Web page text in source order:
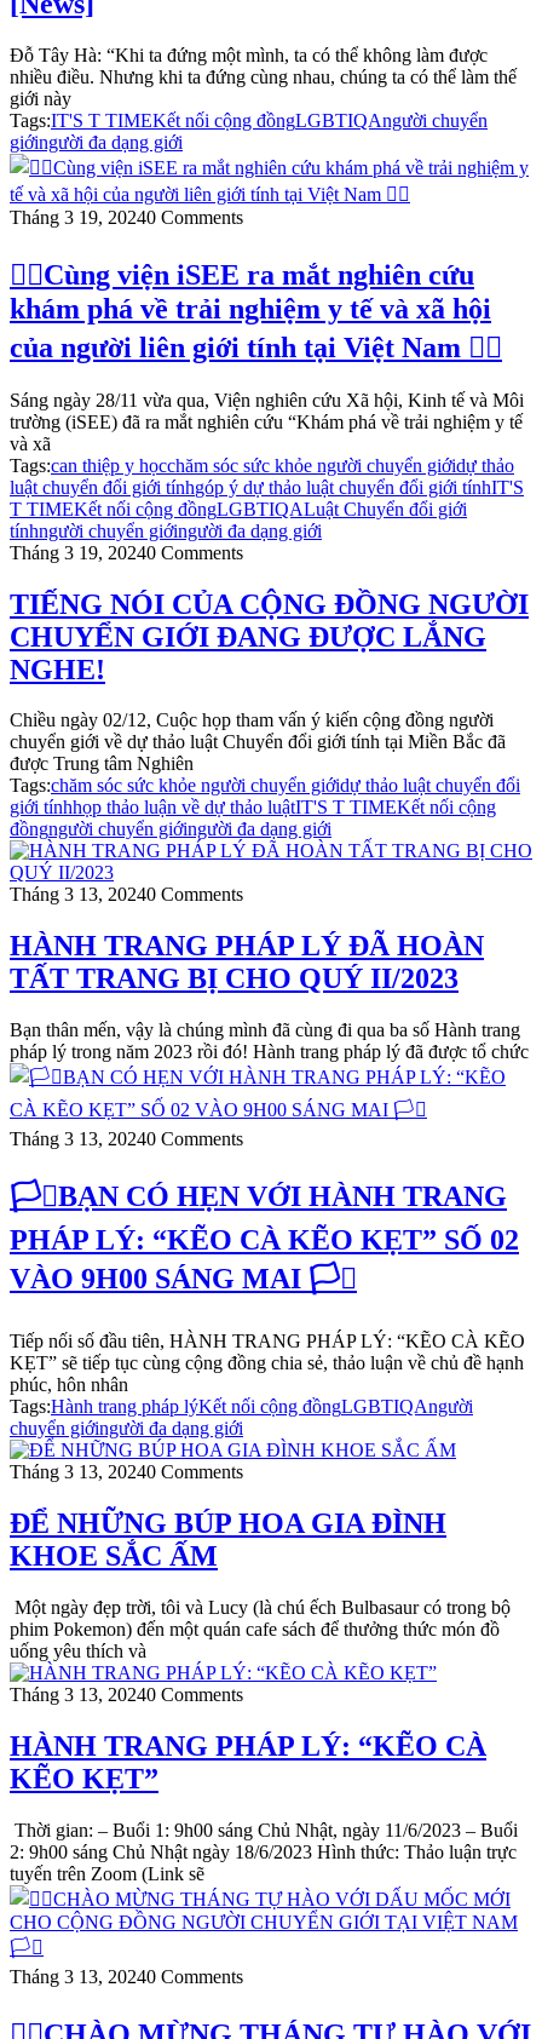
Đỗ Tây Hà: “Khi ta đứng một mình, ta có thể không làm được
nhiều điều. Nhưng khi ta đứng cùng nhau, chúng ta có thể làm thế
giới này
Tags:IT'S T TIMEKết nối cộng đồngLGBTIQAngười chuyển
giớingười đa dạng giới
Tháng 3 19, 20240 Comments
🏳️‍🌈Cùng viện iSEE ra mắt nghiên cứu
khám phá về trải nghiệm y tế và xã hội
của người liên giới tính tại Việt Nam 🏳️‍🌈
Sáng ngày 28/11 vừa qua, Viện nghiên cứu Xã hội, Kinh tế và Môi
trường (iSEE) đã ra mắt nghiên cứu “Khám phá về trải nghiệm y tế
và xã
Tags:can thiệp y họcchăm sóc sức khỏe người chuyển giớidự thảo
luật chuyển đổi giới tínhgóp ý dự thảo luật chuyển đổi giới tínhIT'S
T TIMEKết nối cộng đồngLGBTIQALuật Chuyển đổi giới
tínhngười chuyển giớingười đa dạng giới
Tháng 3 19, 20240 Comments
TIẾNG NÓI CỦA CỘNG ĐỒNG NGƯỜI
CHUYỂN GIỚI ĐANG ĐƯỢC LẮNG
NGHE!
Chiều ngày 02/12, Cuộc họp tham vấn ý kiến cộng đồng người
chuyển giới về dự thảo luật Chuyển đổi giới tính tại Miền Bắc đã
được Trung tâm Nghiên
Tags:chăm sóc sức khỏe người chuyển giớidự thảo luật chuyển đổi
giới tínhhọp thảo luận về dự thảo luậtIT'S T TIMEKết nối cộng
đồngngười chuyển giớingười đa dạng giới
Tháng 3 13, 20240 Comments
HÀNH TRANG PHÁP LÝ ĐÃ HOÀN
TẤT TRANG BỊ CHO QUÝ II/2023
Bạn thân mến, vậy là chúng mình đã cùng đi qua ba số Hành trang
pháp lý trong năm 2023 rồi đó! Hành trang pháp lý đã được tổ chức
Tháng 3 13, 20240 Comments
🏳️‍⚧️BẠN CÓ HẸN VỚI HÀNH TRANG
PHÁP LÝ: “KẼO CÀ KẼO KẸT” SỐ 02
VÀO 9H00 SÁNG MAI 🏳️‍⚧️
Tiếp nối số đầu tiên, HÀNH TRANG PHÁP LÝ: “KẼO CÀ KẼO
KẸT” sẽ tiếp tục cùng cộng đồng chia sẻ, thảo luận về chủ đề hạnh
phúc, hôn nhân
Tags:Hành trang pháp lýKết nối cộng đồngLGBTIQAngười
chuyển giớingười đa dạng giới
Tháng 3 13, 20240 Comments
ĐỂ NHỮNG BÚP HOA GIA ĐÌNH
KHOE SẮC ẤM
Một ngày đẹp trời, tôi và Lucy (là chú ếch Bulbasaur có trong bộ
phim Pokemon) đến một quán cafe sách để thưởng thức món đồ
uống yêu thích và
Tháng 3 13, 20240 Comments
HÀNH TRANG PHÁP LÝ: “KẼO CÀ
KẼO KẸT”
Thời gian: – Buổi 1: 9h00 sáng Chủ Nhật, ngày 11/6/2023 – Buổi
2: 9h00 sáng Chủ Nhật ngày 18/6/2023 Hình thức: Thảo luận trực
tuyến trên Zoom (Link sẽ
Tháng 3 13, 20240 Comments